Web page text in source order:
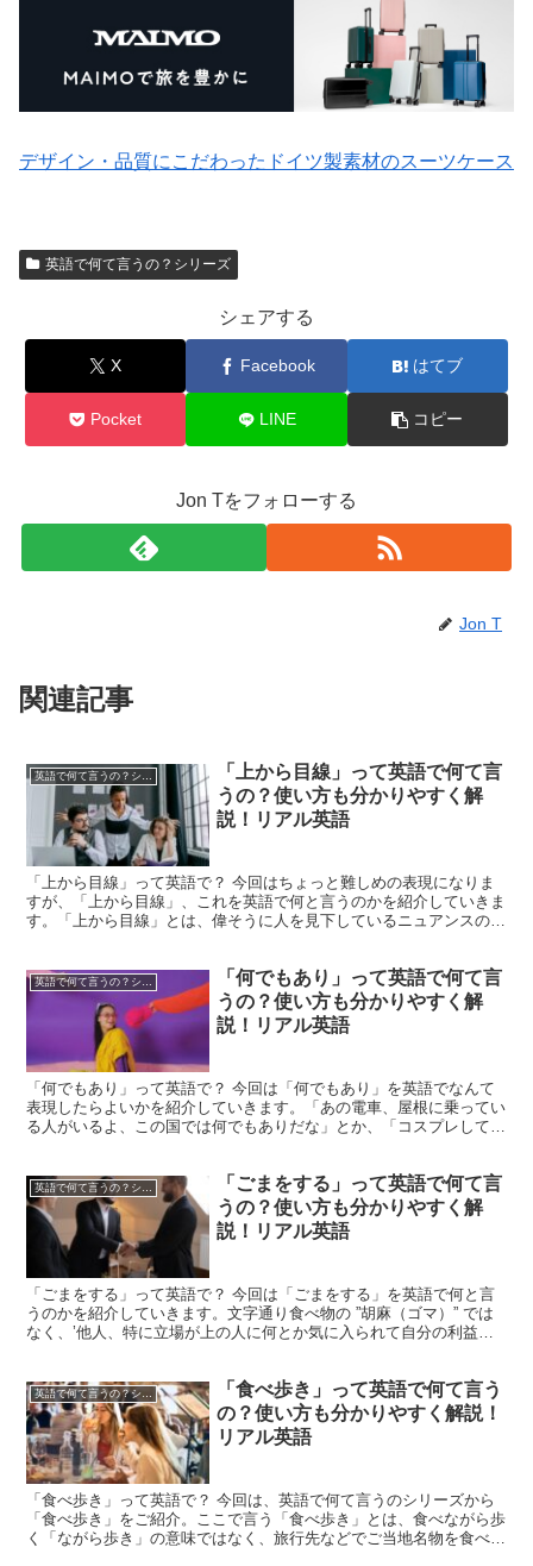
デザイン・品質にこだわったドイツ製素材のスーツケース
英語で何て言うの？シリーズ
シェアする
X Facebook はてブ
Pocket LINE コピー
Jon Tをフォローする
Jon T
関連記事
「上から目線」って英語で何て言
うの？使い方も分かりやすく解
説！リアル英語
「上から目線」って英語で？ 今回はちょっと難しめの表現になりま
すが、「上から目線」、これを英語で何と言うのかを紹介していきま
す。「上から目線」とは、偉そうに人を見下しているニュアンスの表
「何でもあり」って英語で何て言
うの？使い方も分かりやすく解
説！リアル英語
「何でもあり」って英語で？ 今回は「何でもあり」を英語でなんて
表現したらよいかを紹介していきます。「あの電車、屋根に乗ってい
る人がいるよ、この国では何でもありだな」とか、「コスプレして出
「ごまをする」って英語で何て言
うの？使い方も分かりやすく解
説！リアル英語
「ごまをする」って英語で？ 今回は「ごまをする」を英語で何と言
うのかを紹介していきます。文字通り食べ物の ”胡麻（ゴマ）” では
なく、’他人、特に立場が上の人に何とか気に入られて自分の利益を
「食べ歩き」って英語で何て言う
の？使い方も分かりやすく解説！
リアル英語
「食べ歩き」って英語で？ 今回は、英語で何て言うのシリーズから
「食べ歩き」をご紹介。ここで言う「食べ歩き」とは、食べながら歩
く「ながら歩き」の意味ではなく、旅行先などでご当地名物を食べて